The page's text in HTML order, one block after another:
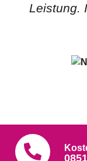
Leistung.